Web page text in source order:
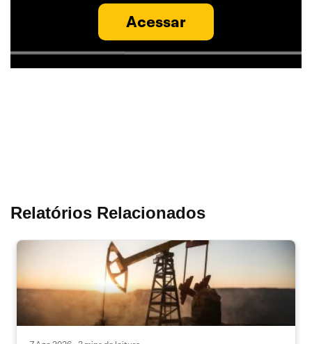
Acessar
Relatórios Relacionados